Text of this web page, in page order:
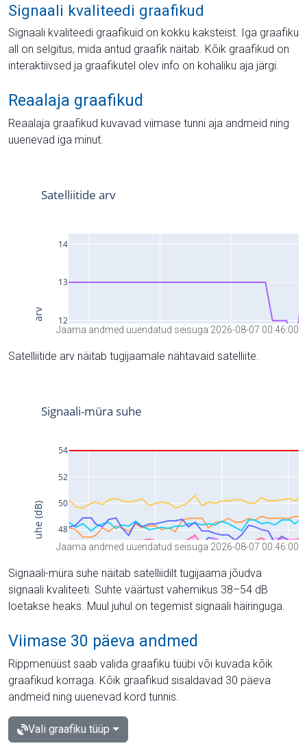
Signaali kvaliteedi graafikud
Signaali kvaliteedi graafikuid on kokku kaksteist. Iga graafiku
all on selgitus, mida antud graafik näitab. Kõik graafikud on
interaktiivsed ja graafikutel olev info on kohaliku aja järgi.
Reaalaja graafikud
Reaalaja graafikud kuvavad viimase tunni aja andmeid ning
uuenevad iga minut.
Jaama andmed uuendatud seisuga 2026-08-07 00:46:00
Satelliitide arv näitab tugijaamale nähtavaid satelliite.
Jaama andmed uuendatud seisuga 2026-08-07 00:46:00
Signaali-müra suhe näitab satelliidilt tugijaama jõudva
signaali kvaliteeti. Suhte väärtust vahemikus 38–54 dB
loetakse heaks. Muul juhul on tegemist signaali häiringuga.
Viimase 30 päeva andmed
Rippmenüüst saab valida graafiku tüübi või kuvada kõik
graafikud korraga. Kõik graafikud sisaldavad 30 päeva
andmeid ning uuenevad kord tunnis.
Vali graafiku tüüp